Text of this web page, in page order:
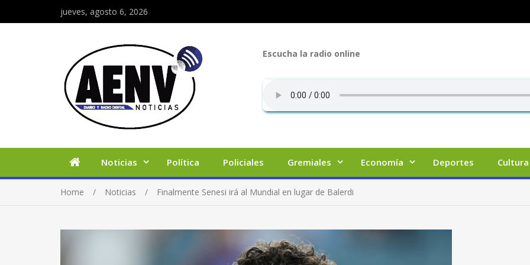
jueves, agosto 6, 2026
Escucha la radio online
Noticias Política Policiales Gremiales Economía Deportes Cultura
Home Noticias Finalmente Senesi irá al Mundial en lugar de Balerdi